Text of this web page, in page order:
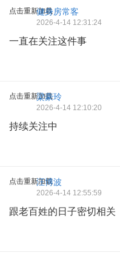
点击重新加载健身房常客
2026-4-14 12:31:24
一直在关注这件事
点击重新加载
梁豪玲
2026-4-14 12:10:20
持续关注中
点击重新加载
汪博波
2026-4-14 12:55:59
跟老百姓的日子密切相关